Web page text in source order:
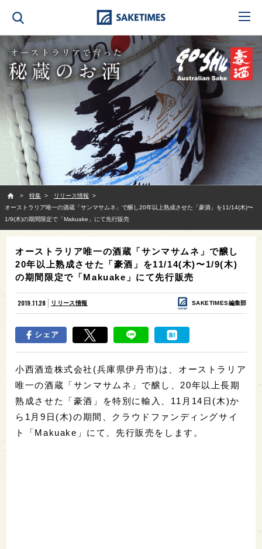
特集
リリース情報
オーストラリア唯一の酒蔵「サンマサムネ」で醸し20年以上熟成させた「豪酒」を11/14(木)〜
1/9(木)の期間限定で「Makuake」にて先行販売
オーストラリア唯一の酒蔵「サンマサムネ」で醸し
20年以上熟成させた「豪酒」を11/14(木)〜1/9(木)
の期間限定で「Makuake」にて先行販売
2019.11.28 リリース情報 SAKETIMES編集部
シェア
小西酒造株式会社(兵庫県伊丹市)は、オーストラリア
唯一の酒蔵「サンマサムネ」で醸し、20年以上長期
熟成させた「豪酒」を特別に輸入、11月14日(木)か
ら1月9日(木)の期間、クラウドファンディングサイ
ト「Makuake」にて、先行販売をします。